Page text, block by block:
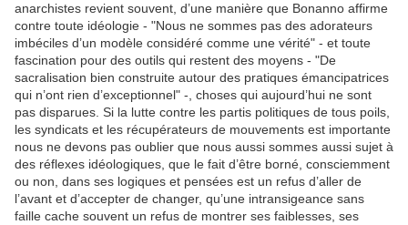
anarchistes revient souvent, d’une manière que Bonanno affirme
contre toute idéologie - "Nous ne sommes pas des adorateurs
imbéciles d’un modèle considéré comme une vérité" - et toute
fascination pour des outils qui restent des moyens - "De
sacralisation bien construite autour des pratiques émancipatrices
qui n’ont rien d’exceptionnel" -, choses qui aujourd’hui ne sont
pas disparues. Si la lutte contre les partis politiques de tous poils,
les syndicats et les récupérateurs de mouvements est importante
nous ne devons pas oublier que nous aussi sommes aussi sujet à
des réflexes idéologiques, que le fait d’être borné, consciemment
ou non, dans ses logiques et pensées est un refus d’aller de
l’avant et d’accepter de changer, qu’une intransigeance sans
faille cache souvent un refus de montrer ses faiblesses, ses